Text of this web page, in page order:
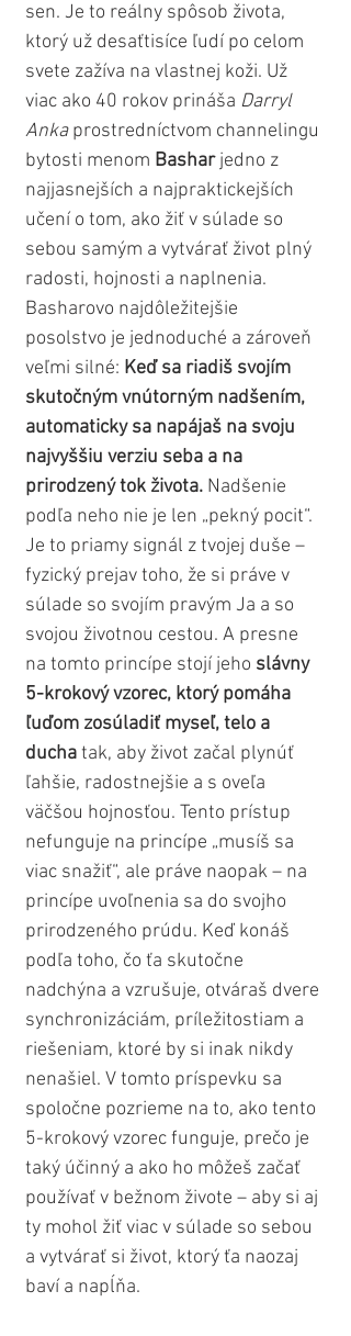
sen. Je to reálny spôsob života,
ktorý už desaťtisíce ľudí po celom
svete zažíva na vlastnej koži. Už
viac ako 40 rokov prináša Darryl
Anka prostredníctvom channelingu
bytosti menom Bashar jedno z
najjasnejších a najpraktickejších
učení o tom, ako žiť v súlade so
sebou samým a vytvárať život plný
radosti, hojnosti a naplnenia.
Basharovo najdôležitejšie
posolstvo je jednoduché a zároveň
veľmi silné: Keď sa riadiš svojím
skutočným vnútorným nadšením,
automaticky sa napájaš na svoju
najvyššiu verziu seba a na
prirodzený tok života. Nadšenie
podľa neho nie je len „pekný pocit“.
Je to priamy signál z tvojej duše –
fyzický prejav toho, že si práve v
súlade so svojím pravým Ja a so
svojou životnou cestou. A presne
na tomto princípe stojí jeho slávny
5-krokový vzorec, ktorý pomáha
ľuďom zosúladiť myseľ, telo a
ducha tak, aby život začal plynúť
ľahšie, radostnejšie a s oveľa
väčšou hojnosťou. Tento prístup
nefunguje na princípe „musíš sa
viac snažiť“, ale práve naopak – na
princípe uvoľnenia sa do svojho
prirodzeného prúdu. Keď konáš
podľa toho, čo ťa skutočne
nadchýna a vzrušuje, otváraš dvere
synchronizáciám, príležitostiam a
riešeniam, ktoré by si inak nikdy
nenašiel. V tomto príspevku sa
spoločne pozrieme na to, ako tento
5-krokový vzorec funguje, prečo je
taký účinný a ako ho môžeš začať
používať v bežnom živote – aby si aj
ty mohol žiť viac v súlade so sebou
a vytvárať si život, ktorý ťa naozaj
baví a napĺňa.